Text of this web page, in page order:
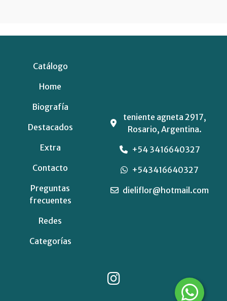
Catálogo
Home
Biografía
Destacados
Extra
Contacto
Preguntas
frecuentes
Redes
Categorías
teniente agneta 2917,
Rosario, Argentina.
+54 3416640327
+543416640327
dieliflor@hotmail.com